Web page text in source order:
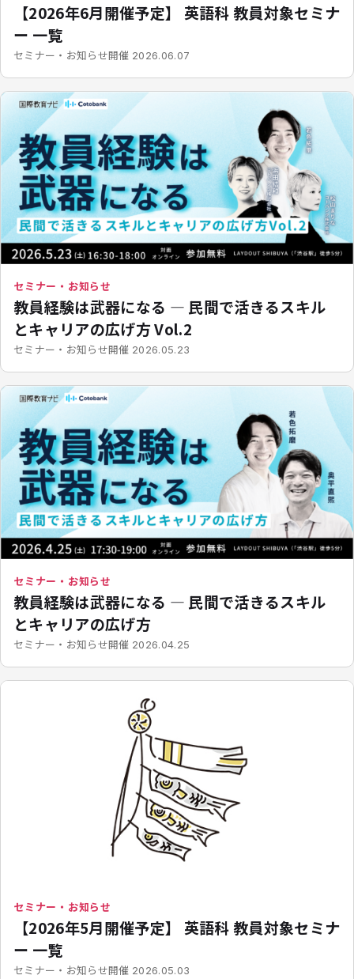
【2026年6月開催予定】 英語科 教員対象セミナ
ー 一覧
セミナー・お知らせ開催 2026.06.07
セミナー・お知らせ
教員経験は武器になる ― 民間で活きるスキル
とキャリアの広げ方 Vol.2
セミナー・お知らせ開催 2026.05.23
セミナー・お知らせ
教員経験は武器になる ― 民間で活きるスキル
とキャリアの広げ方
セミナー・お知らせ開催 2026.04.25
セミナー・お知らせ
【2026年5月開催予定】 英語科 教員対象セミナ
ー 一覧
セミナー・お知らせ開催 2026.05.03